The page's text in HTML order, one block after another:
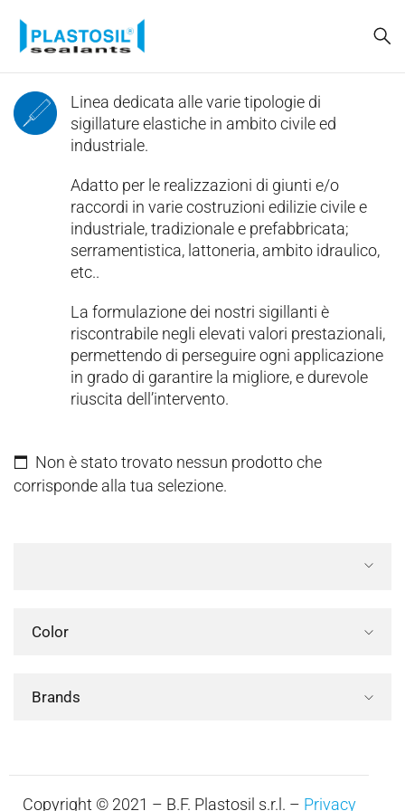
Linea dedicata alle varie tipologie di
sigillature elastiche in ambito civile ed
industriale.
Adatto per le realizzazioni di giunti e/o
raccordi in varie costruzioni edilizie civile e
industriale, tradizionale e prefabbricata;
serramentistica, lattoneria, ambito idraulico,
etc..
La formulazione dei nostri sigillanti è
riscontrabile negli elevati valori prestazionali,
permettendo di perseguire ogni applicazione
in grado di garantire la migliore, e durevole
riuscita dell’intervento.
Non è stato trovato nessun prodotto che
corrisponde alla tua selezione.
Color
Brands
Copyright © 2021 – B.F. Plastosil s.r.l. – Privacy